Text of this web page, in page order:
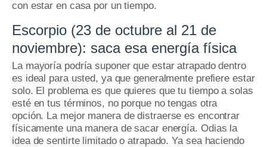
con estar en casa por un tiempo.
Escorpio (23 de octubre al 21 de
noviembre): saca esa energía física
La mayoría podría suponer que estar atrapado dentro
es ideal para usted, ya que generalmente prefiere estar
solo. El problema es que quieres que tu tiempo a solas
esté en tus términos, no porque no tengas otra
opción. La mejor manera de distraerse es encontrar
físicamente una manera de sacar energía. Odias la
idea de sentirte limitado o atrapado.Ya sea haciendo